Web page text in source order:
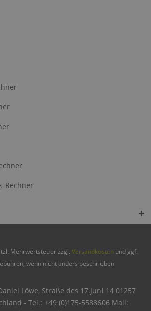
Rechner
Mehrwertsteuer zzgl. Versandkosten und ggf.
wenn nicht anders beschrieben
Löwe, Straße des 17.Juni 14 01257
- Tel.: +49 (0)175-5588606 Mail: